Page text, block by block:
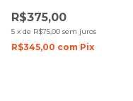
R$375,00
5 x de R$75,00 sem juros
R$345,00 com Pix